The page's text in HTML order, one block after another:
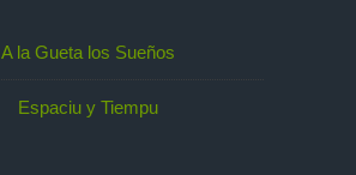
A la Gueta los Sueños
Espaciu y Tiempu